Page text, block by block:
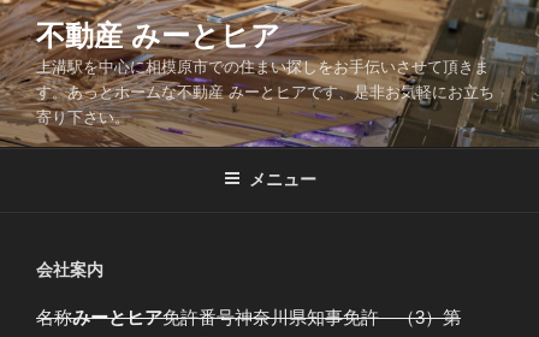
コ
ン
テ
ン
ツ
不動産 みーとヒア
上溝駅を中心に相模原市での住まい探しをお手伝いさせて頂きま
す。あっとホームな不動産 みーとヒアです、是非お気軽にお立ち
寄り下さい。
メニュー
会社案内
名称みーとヒア免許番号神奈川県知事免許（3）第